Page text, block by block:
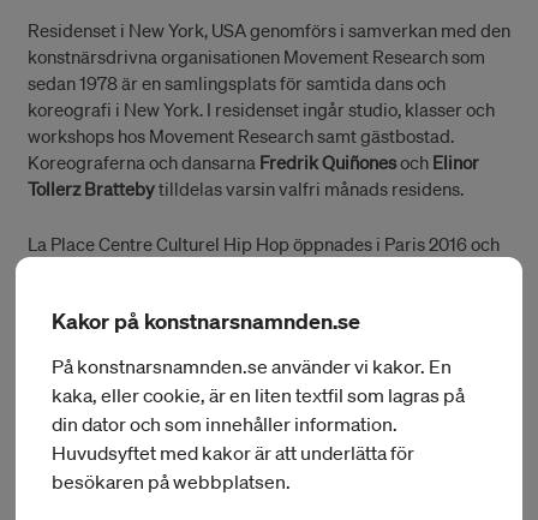
Residenset i New York, USA genomförs i samverkan med den
konstnärsdrivna organisationen Movement Research som
sedan 1978 är en samlingsplats för samtida dans och
koreografi i New York. I residenset ingår studio, klasser och
workshops hos Movement Research samt gästbostad.
Koreograferna och dansarna Fredrik Quiñonesoch Elinor
Tollerz Brattebytilldelas varsin valfri månads residens.
La Place Centre Culturel Hip Hop öppnades i Paris 2016 och
månads tid studio och klasser hos La Place.
Om Konstnärsnämndens residens
Residens erbjuder plats och tid för konstnärlig fördjupning,
internationella möten och kunskapsutbyte. Residens syftar
Kakor på konstnarsnamnden.se
På konstnarsnamnden.se använder vi kakor. En
kaka, eller cookie, är en liten textfil som lagras på
din dator och som innehåller information.
Huvudsyftet med kakor är att underlätta för
besökaren på webbplatsen.